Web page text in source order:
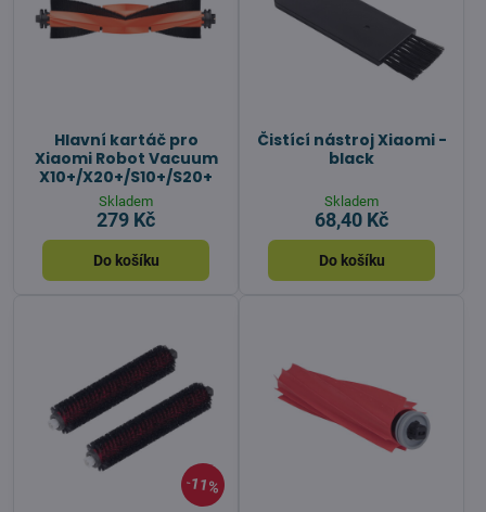
Hlavní kartáč pro
Xiaomi Robot Vacuum
X10+/X20+/S10+/S20+
Skladem
279 Kč
Do košíku
Čistící nástroj Xiaomi -
black
Skladem
68,40 Kč
Do košíku
11%